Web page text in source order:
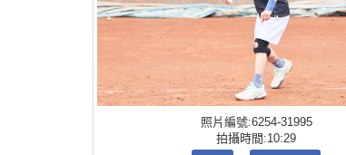
照片編號:6254-31995
拍攝時間:10:29